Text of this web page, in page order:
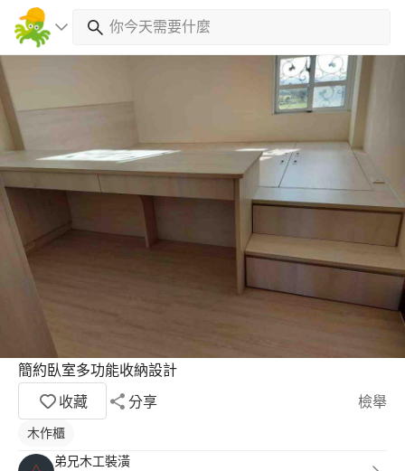
簡約臥室多功能收納設計
收藏
分享 檢舉
木作櫃
弟兄木工裝潢